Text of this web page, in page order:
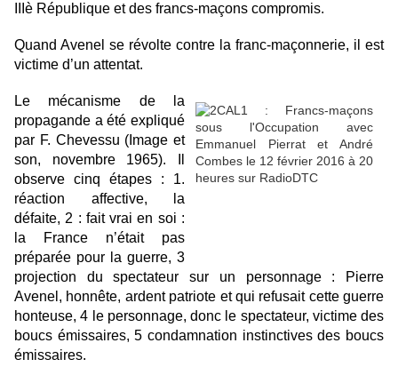
IIIè République et des francs-maçons compromis.
Quand Avenel se révolte contre la franc-maçonnerie, il est
victime d’un attentat.
Le mécanisme de la
propagande a été expliqué
par F. Chevessu (Image et
son, novembre 1965). Il
observe cinq étapes : 1.
réaction affective, la
défaite, 2 : fait vrai en soi :
la France n’était pas
préparée pour la guerre, 3
projection du spectateur sur un personnage : Pierre
Avenel, honnête, ardent patriote et qui refusait cette guerre
honteuse, 4 le personnage, donc le spectateur, victime des
boucs émissaires, 5 condamnation instinctives des boucs
émissaires.